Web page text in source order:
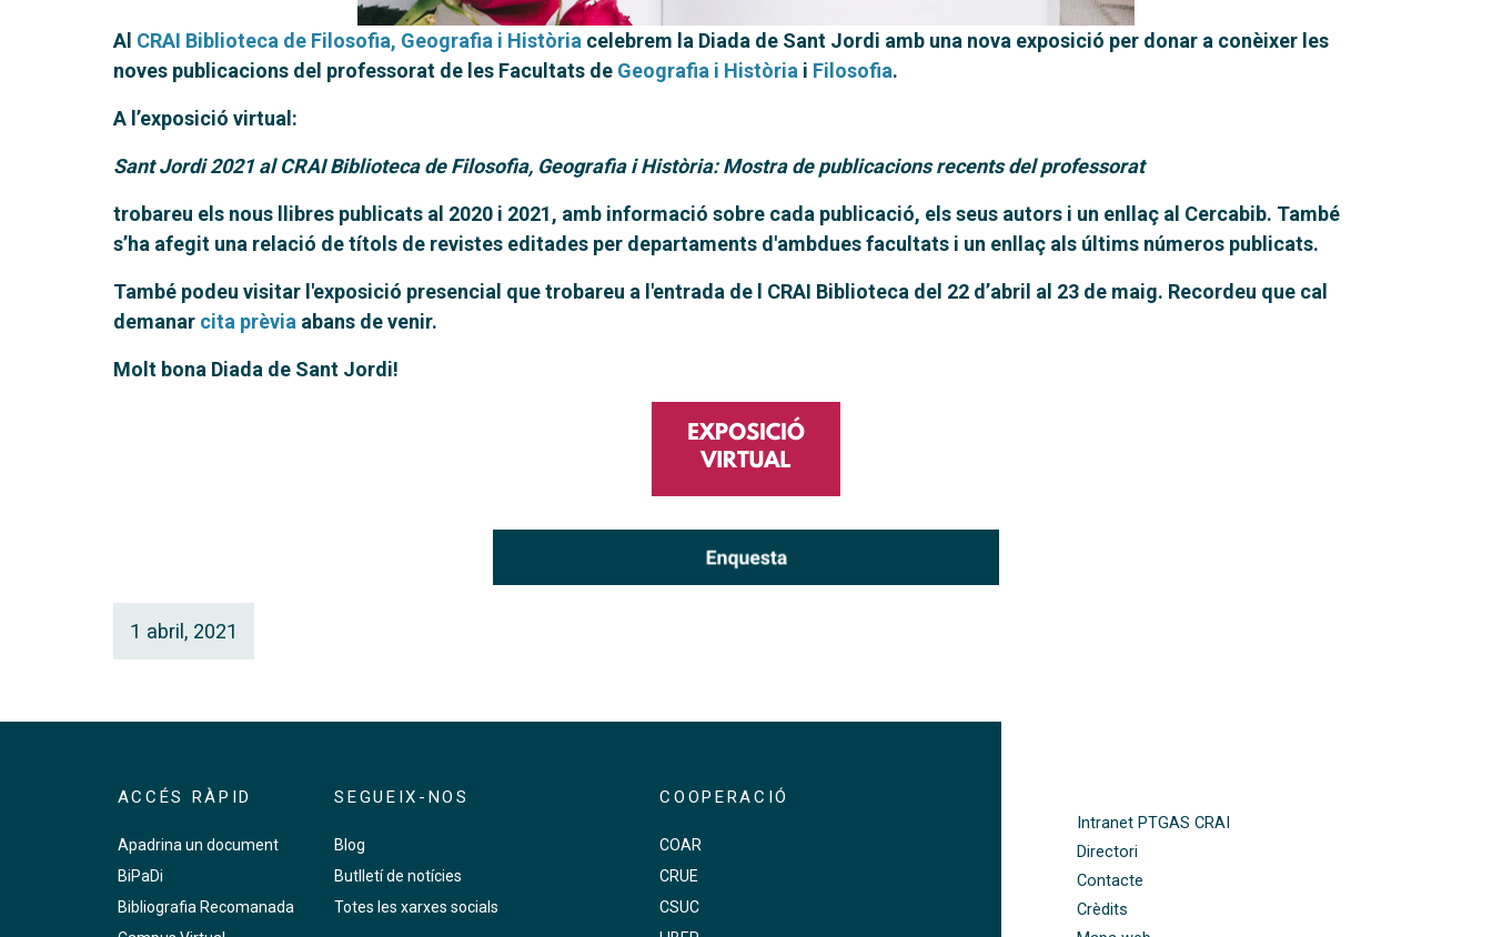
Al CRAI Biblioteca de Filosofia, Geografia i Història celebrem la Diada de Sant Jordi amb una nova exposició per donar a conèixer les
noves publicacions del professorat de les Facultats de Geografia i Història i Filosofia.
A l’exposició virtual:
Sant Jordi 2021 al CRAI Biblioteca de Filosofia, Geografia i Història: Mostra de publicacions recents del professorat
trobareu els nous llibres publicats al 2020 i 2021, amb informació sobre cada publicació, els seus autors i un enllaç al Cercabib. També
s’ha afegit una relació de títols de revistes editades per departaments d'ambdues facultats i un enllaç als últims números publicats.
També podeu visitar l'exposició presencial que trobareu a l'entrada de l CRAI Biblioteca del 22 d’abril al 23 de maig. Recordeu que cal
demanar cita prèvia abans de venir.
Molt bona Diada de Sant Jordi!
1 abril, 2021
ACCÉS RÀPID
Apadrina un document
BiPaDi
Bibliografia Recomanada
SEGUEIX-NOS
Blog
Butlletí de notícies
Totes les xarxes socials
COOPERACIÓ
COAR
CRUE
CSUC
Intranet PTGAS CRAI
Directori
Contacte
Crèdits